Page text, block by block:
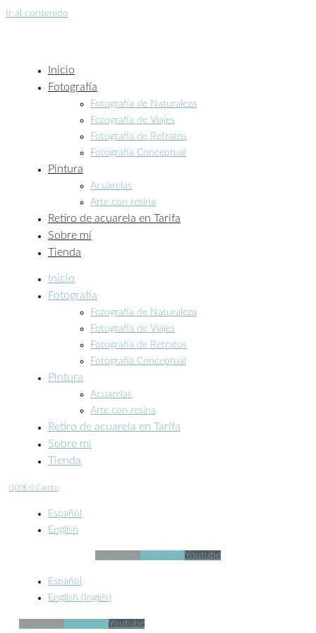
Ir al contenido
Inicio
Fotografía
Fotografía de Naturaleza
Fotografía de Viajes
Fotografía de Retratos
Fotografía Conceptual
Pintura
Acuarelas
Arte con resina
Retiro de acuarela en Tarifa
Sobre mí
Tienda
Inicio
Fotografía
Fotografía de Naturaleza
Fotografía de Viajes
Fotografía de Retratos
Fotografía Conceptual
Pintura
Acuarelas
Arte con resina
Retiro de acuarela en Tarifa
Sobre mí
Tienda
0,00€ 0 Carrito
Español
English
Instagram Youtube
Español
English ( Inglés)
Instagram Youtube